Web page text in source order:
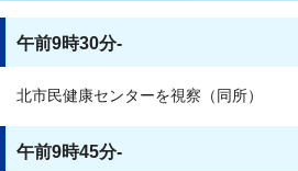
午前9時30分-
北市民健康センターを視察（同所）
午前9時45分-